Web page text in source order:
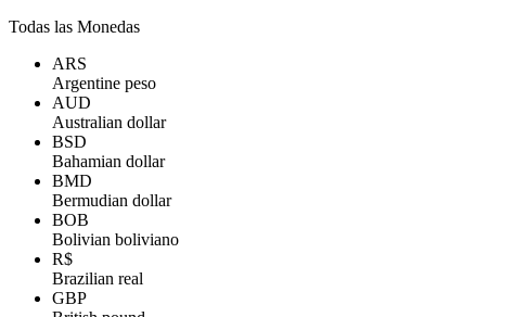
Todas las Monedas
ARS
Argentine peso
AUD
Australian dollar
BSD
Bahamian dollar
BMD
Bermudian dollar
BOB
Bolivian boliviano
R$
Brazilian real
GBP